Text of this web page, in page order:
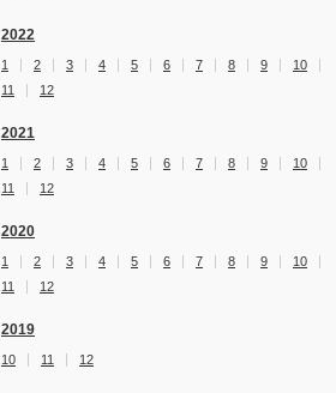
2022
1 2 3 4 5 6 7 8 9
10
11
12
2021
1 2 3 4 5 6 7 8 9
10
11
12
2020
1 2 3 4 5 6 7 8 9
10
11
12
2019
10 11 12